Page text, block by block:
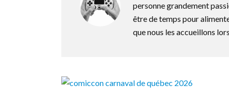
personne grandement
être de temps pour
que nous les accueillons